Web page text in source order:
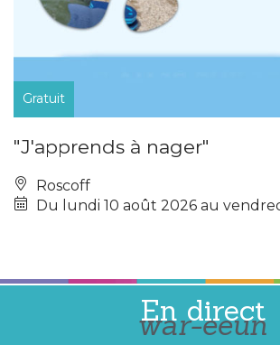
Gratuit
"J'apprends à nager"
Roscoff
Du lundi 10 août 2026 au
En direct
war-eeun